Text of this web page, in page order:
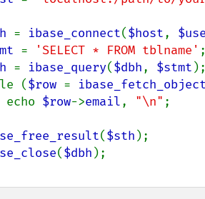
= ibase_connect($host,
= 'SELECT * FROM tblname'
= ibase_query($dbh, $stmt );
($row = ibase_fetch_object
    echo
$row->email, "\n" ;
($sth
($dbh